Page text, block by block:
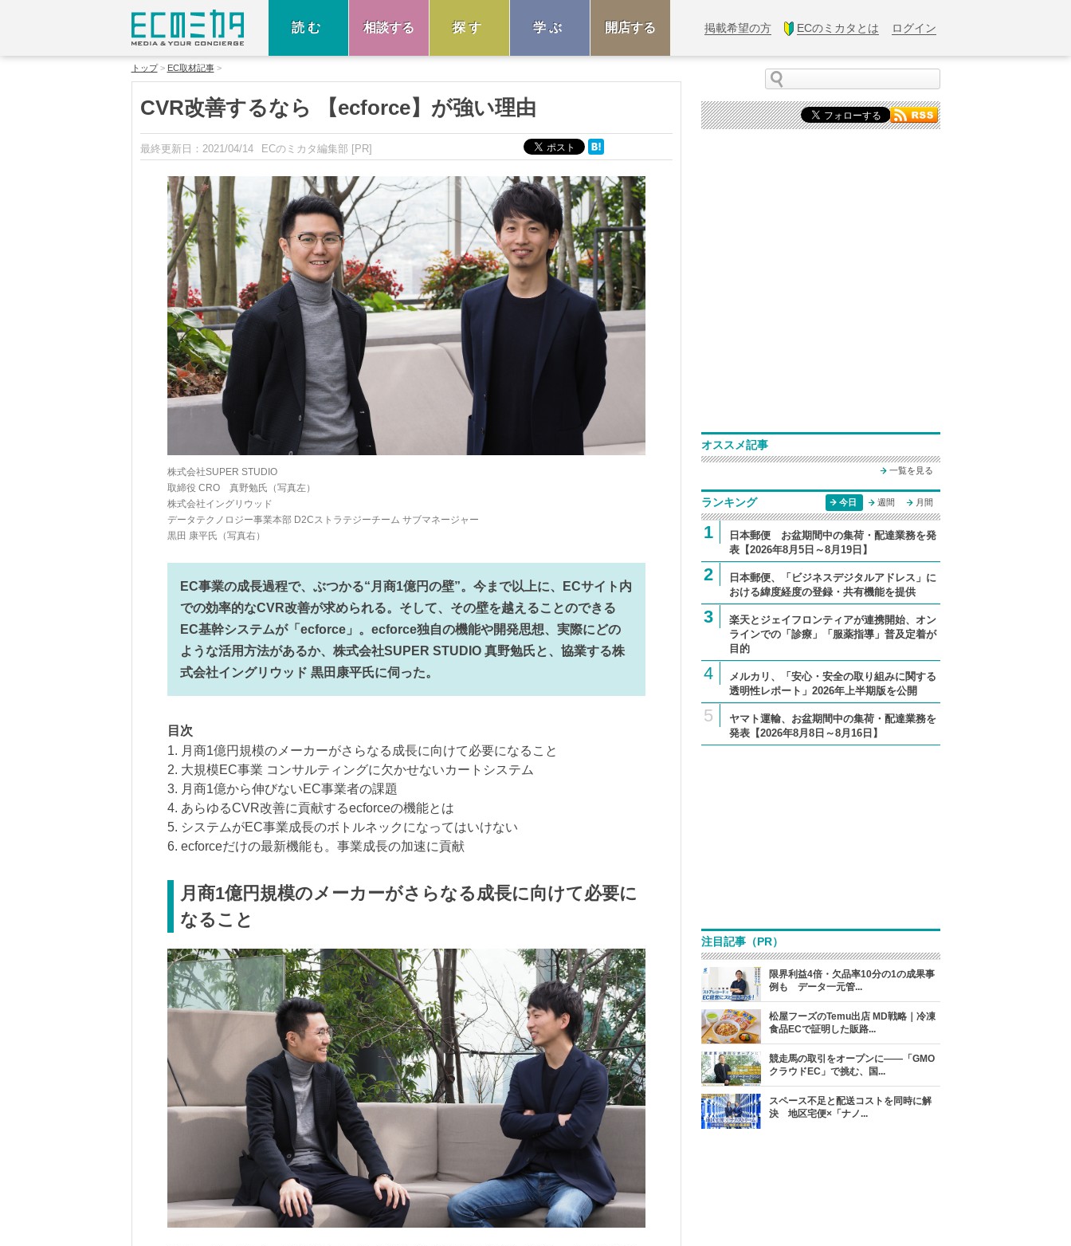
読む 相談する 探す 学ぶ 開店する 掲載希望の方 ECのミカタとは ログイン
トップ EC取材記事
CVR改善するなら 【ecforce】が強い理由
最終更新日： 2021/04/14 ECのミカタ編集部 [PR]
株式会社SUPER STUDIO
取締役 CRO 真野勉氏（写真左）
株式会社イングリウッド
データテクノロジー事業本部 D2Cストラテジーチーム サブマネージャー
黒田 康平氏（写真右）
EC事業の成長過程で、ぶつかる“月商1億円の壁”。今まで以上に、ECサイト内
での効率的なCVR改善が求められる。そして、その壁を越えることのできる
EC基幹システムが「ecforce」。ecforce独自の機能や開発思想、実際にどの
ような活用方法があるか、株式会社SUPER STUDIO 真野勉氏と、協業する株
式会社イングリウッド 黒田康平氏に伺った。
目次
1. 月商1億円規模のメーカーがさらなる成長に向けて必要になること
2. 大規模EC事業 コンサルティングに欠かせないカートシステム
3. 月商1億から伸びないEC事業者の課題
4. あらゆるCVR改善に貢献するecforceの機能とは
5. システムがEC事業成長のボトルネックになってはいけない
6. ecforceだけの最新機能も。事業成長の加速に貢献
月商1億円規模のメーカーがさらなる成長に向けて必要に
なること
オススメ記事
一覧を見る
ランキング 今日 週間 月間
1
日本郵便 お盆期間中の集荷・配達業務を発
表【2026年8月5日～8月19日】
2
日本郵便、「ビジネスデジタルアドレス」に
おける緯度経度の登録・共有機能を提供
3
楽天とジェイフロンティアが連携開始、オン
ラインでの「診療」「服薬指導」普及定着が
目的
4
メルカリ、「安心・安全の取り組みに関する
透明性レポート」2026年上半期版を公開
5
ヤマト運輸、お盆期間中の集荷・配達業務を
発表【2026年8月8日～8月16日】
注目記事（PR）
限界利益4倍・欠品率10分の1の成果事
例も データ一元管...
松屋フーズのTemu出店 MD戦略｜冷凍
食品ECで証明した販路...
競走馬の取引をオープンに――「GMO
クラウドEC」で挑む、国...
スペース不足と配送コストを同時に解
決 地区宅便×「ナノ...